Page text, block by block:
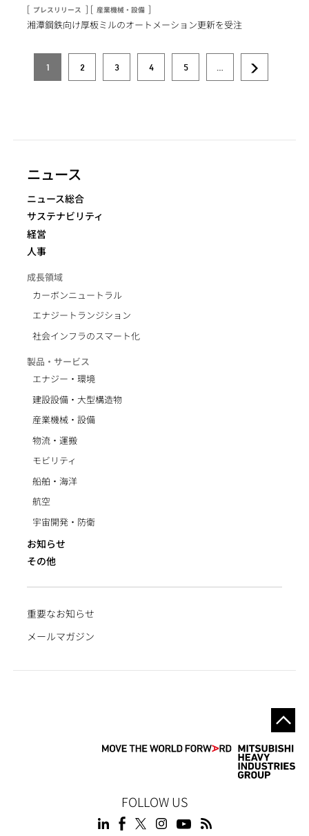
[ プレスリリース ] [ 産業機械・設備 ]
湘潭鋼鉄向け厚板ミルのオートメーション更新を受注
ペ
ジ
1 2 3 4 5
次
ニュース
NEWS NAVIGATION
ニュース総合
サステナビリティ
経営
人事
成長領域
カーボンニュートラル
エナジートランジション
社会インフラのスマート化
製品・サービス
エナジー・環境
建設設備・大型構造物
産業機械・設備
物流・運搬
モビリティ
船舶・海洋
航空
宇宙開発・防衛
お知らせ
その他
重要なお知らせ
メールマガジン
FOLLOW US